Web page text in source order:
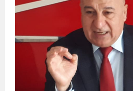
21:40 CEYLANDERE’DE BAŞKAN
KARAÇAY’A SEVGİ SELİ
18:22 BAŞKAN SAMİ ÜSTÜN’DEN
GÖNÜLLERE DOKUNAN